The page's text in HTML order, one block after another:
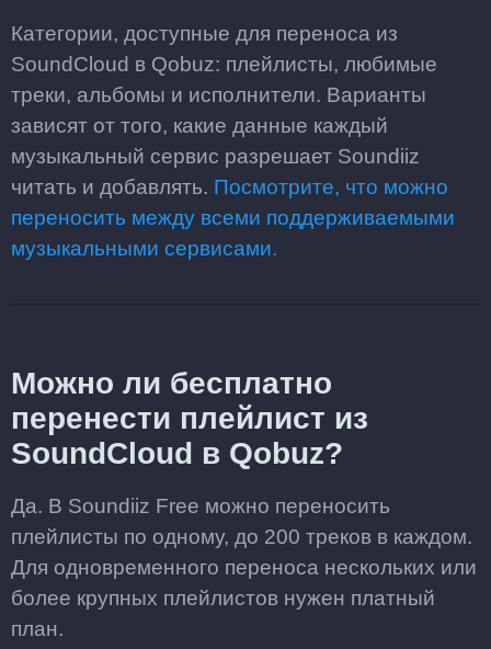
Категории, доступные для переноса из
SoundCloud в Qobuz: плейлисты, любимые
треки, альбомы и исполнители. Варианты
зависят от того, какие данные каждый
музыкальный сервис разрешает Soundiiz
читать и добавлять. Посмотрите, что можно
переносить между всеми поддерживаемыми
музыкальными сервисами.
Можно ли бесплатно
перенести плейлист из
SoundCloud в Qobuz?
Да. В Soundiiz Free можно переносить
плейлисты по одному, до 200 треков в каждом.
Для одновременного переноса нескольких или
более крупных плейлистов нужен платный
план.